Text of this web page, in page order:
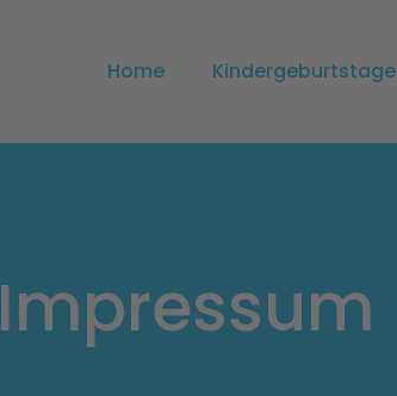
Home Kindergeburtstage
Impressum